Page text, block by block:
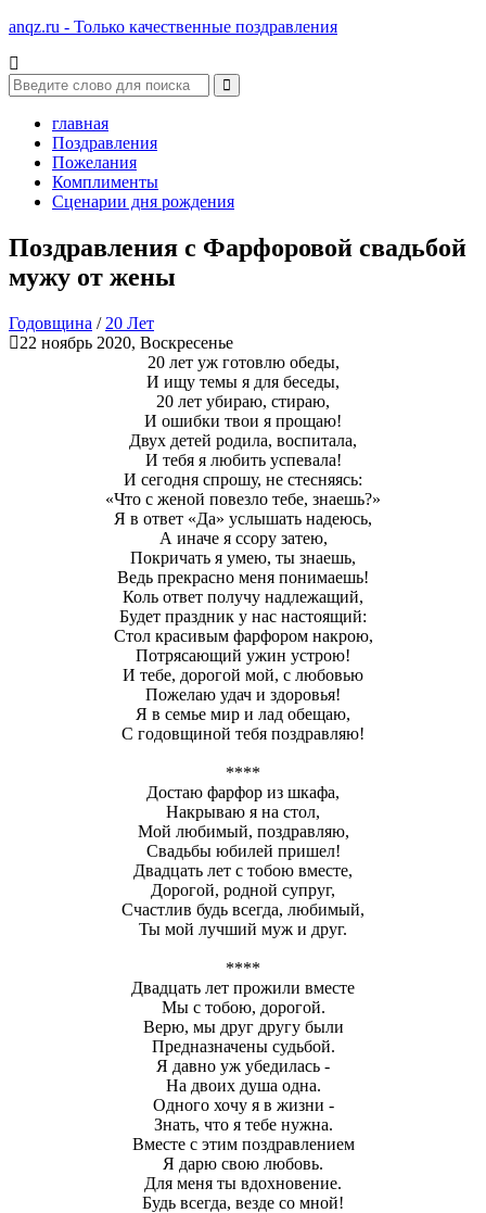
anqz.ru - Только качественные поздравления
главная
Поздравления
Пожелания
Комплименты
Сценарии дня рождения
Поздравления с Фарфоровой свадьбой
мужу от жены
Годовщина / 20 Лет
22 ноябрь 2020, Воскресенье
20 лет уж готовлю обеды,
И ищу темы я для беседы,
20 лет убираю, стираю,
И ошибки твои я прощаю!
Двух детей родила, воспитала,
И тебя я любить успевала!
И сегодня спрошу, не стесняясь:
«Что с женой повезло тебе, знаешь?»
Я в ответ «Да» услышать надеюсь,
А иначе я ссору затею,
Покричать я умею, ты знаешь,
Ведь прекрасно меня понимаешь!
Коль ответ получу надлежащий,
Будет праздник у нас настоящий:
Стол красивым фарфором накрою,
Потрясающий ужин устрою!
И тебе, дорогой мой, с любовью
Пожелаю удач и здоровья!
Я в семье мир и лад обещаю,
С годовщиной тебя поздравляю!
****
Достаю фарфор из шкафа,
Накрываю я на стол,
Мой любимый, поздравляю,
Свадьбы юбилей пришел!
Двадцать лет с тобою вместе,
Дорогой, родной супруг,
Счастлив будь всегда, любимый,
Ты мой лучший муж и друг.
****
Двадцать лет прожили вместе
Мы с тобою, дорогой.
Верю, мы друг другу были
Предназначены судьбой.
Я давно уж убедилась -
На двоих душа одна.
Одного хочу я в жизни -
Знать, что я тебе нужна.
Вместе с этим поздравлением
Я дарю свою любовь.
Для меня ты вдохновение.
Будь всегда, везде со мной!